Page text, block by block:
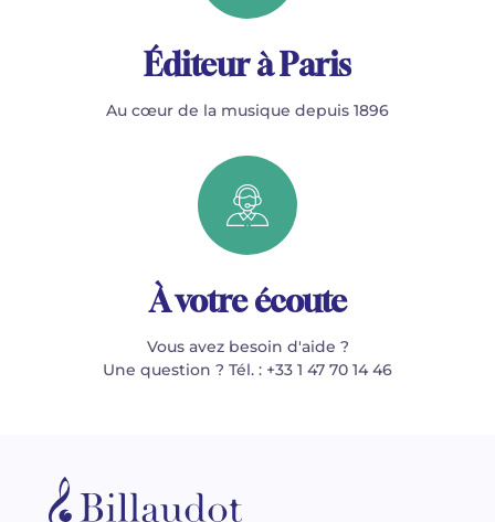
Éditeur à Paris
Au cœur de la musique depuis 1896
À votre écoute
Vous avez besoin d'aide ?
Une question ? Tél. : +33 1 47 70 14 46